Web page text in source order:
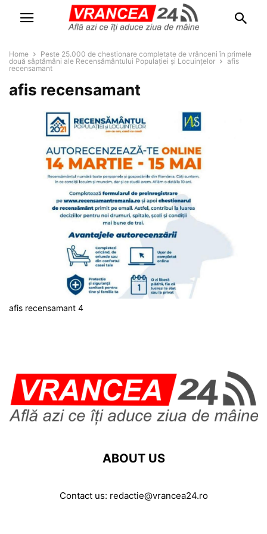
Home
Peste 25.000 de chestionare completate de vrânceni în primele
două săptămâni ale Recensământului Populației și Locuințelor
afis
recensamant
afis recensamant
afis recensamant 4
ABOUT US
Contact us: redactie@vrancea24.ro